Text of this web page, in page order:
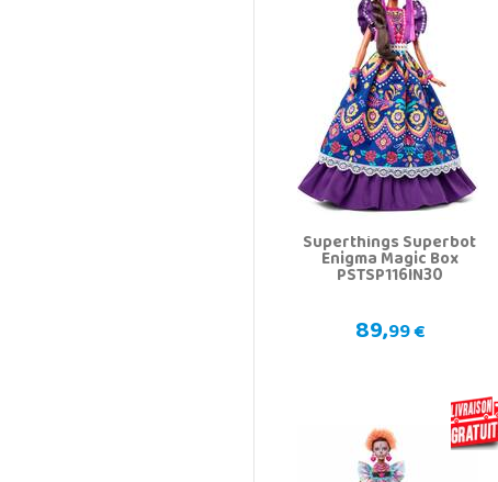
Superthings Superbot
Enigma Magic Box
PSTSP116IN30
89,99 €